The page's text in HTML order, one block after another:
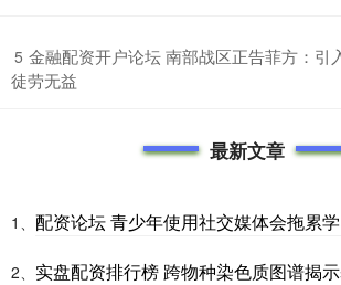
5 金融配资开户论坛 南部战区正告菲方：引
徒劳无益
最新文章
1、 配资论坛 青少年使用社交媒体会拖累
2、 实盘配资排行榜 跨物种染色质图谱揭